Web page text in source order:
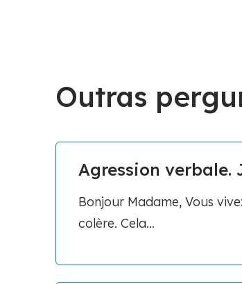
Outras
Agression verbale.
Bonjour Madame, Vous
colère. Cela...